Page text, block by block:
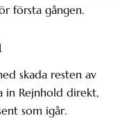
första gången.
skada resten av
in Rejnhold direkt,
som igår.